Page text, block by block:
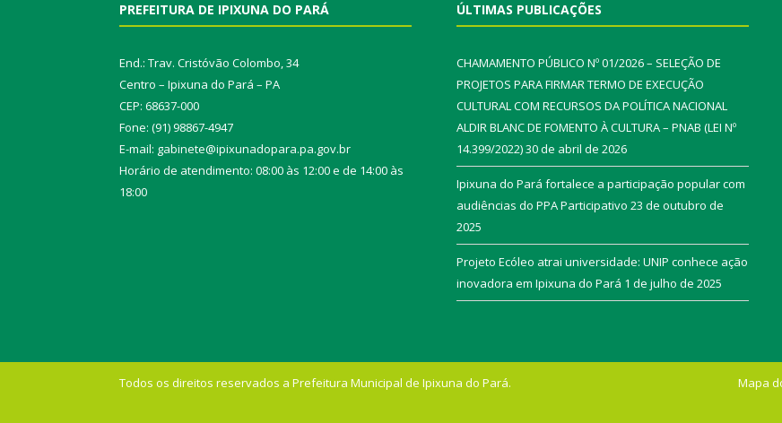
PREFEITURA DE IPIXUNA DO PARÁ
End.: Trav. Cristóvão Colombo, 34
Centro – Ipixuna do Pará – PA
CEP: 68637-000
Fone: (91) 98867-4947
E-mail: gabinete@ipixunadopara.pa.gov.br
Horário de atendimento: 08:00 às 12:00 e de 14:00 às
18:00
ÚLTIMAS PUBLICAÇÕES
CHAMAMENTO PÚBLICO Nº 01/2026 – SELEÇÃO DE
PROJETOS PARA FIRMAR TERMO DE EXECUÇÃO
CULTURAL COM RECURSOS DA POLÍTICA NACIONAL
ALDIR BLANC DE FOMENTO À CULTURA – PNAB (LEI Nº
14.399/2022)30 de abril de 2026
Ipixuna do Pará fortalece a participação popular com
audiências do PPA Participativo 23 de outubro de
2025
Projeto Ecóleo atrai universidade: UNIP conhece ação
inovadora em Ipixuna do Pará 1 de julho de 2025
Todos os direitos reservados a Prefeitura Municipal de Ipixuna do Pará. Mapa